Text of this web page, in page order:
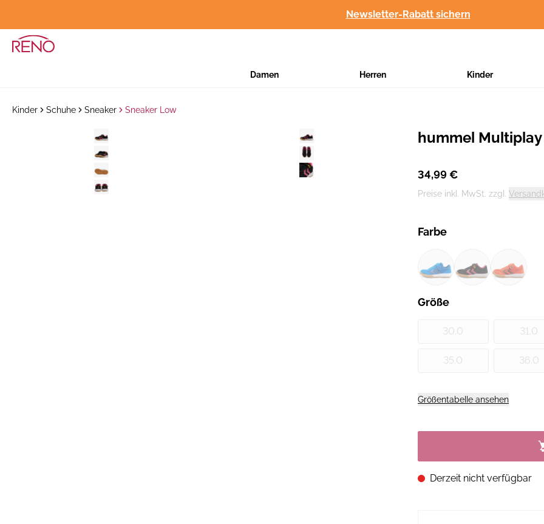
Newsletter-Rabatt sichern
Damen Herren Kinder
Kinder Schuhe Sneaker Sneaker Low
Hersteller:
hummel
34,99 €
Preise inkl. MwSt. zzgl.
Farbe
Größe
30.0 31.0
35.0 36.0
Größentabelle ansehen
Derzeit nicht verfügbar